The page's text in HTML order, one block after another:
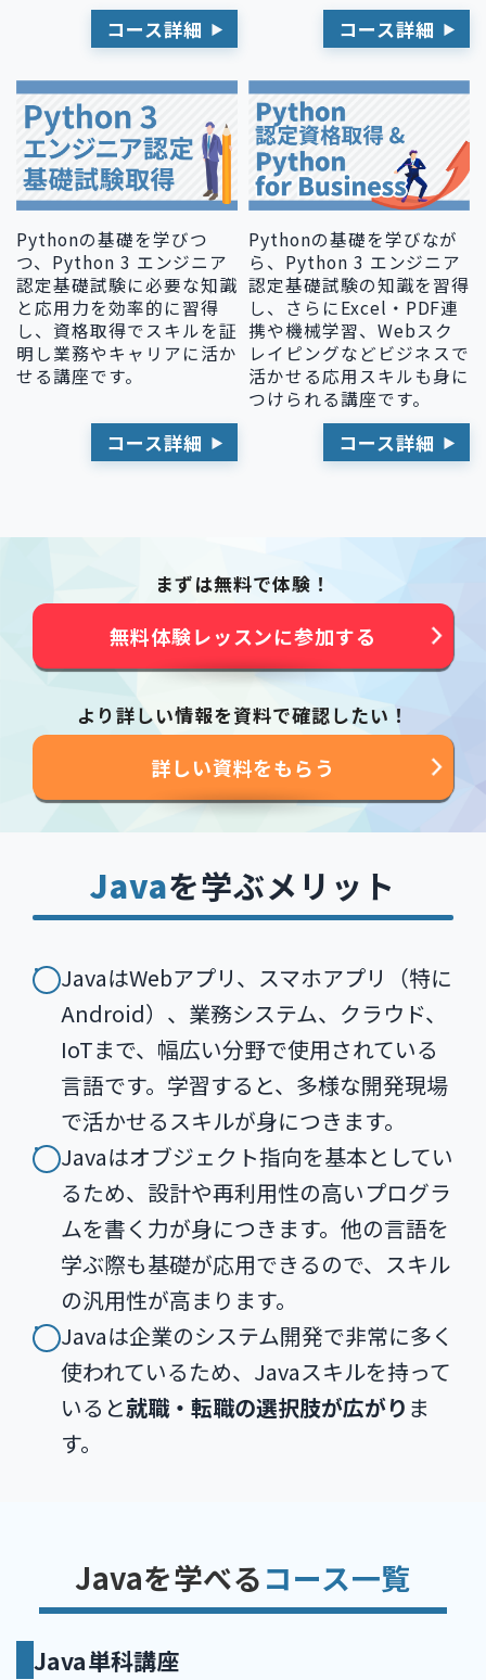
コース詳細 コース詳細
Pythonの基礎を学びつ
つ、Python 3 エンジニア
認定基礎試験に必要な知識
と応用力を効率的に習得
し、資格取得でスキルを証
明し業務やキャリアに活か
せる講座です。
コース詳細
Pythonの基礎を学びなが
ら、Python 3 エンジニア
認定基礎試験の知識を習得
し、さらにExcel・PDF連
携や機械学習、Webスク
レイピングなどビジネスで
活かせる応用スキルも身に
つけられる講座です。
コース詳細
まずは無料で体験！
無料体験レッスンに参加する
より詳しい情報を資料で確認したい！
詳しい資料をもらう
Javaを学ぶメリット
JavaはWebアプリ、スマホアプリ（特に
Android）、業務システム、クラウド、
IoTまで、幅広い分野で使用されている
言語です。学習すると、多様な開発現場
で活かせるスキルが身につきます。
Javaはオブジェクト指向を基本としてい
るため、設計や再利用性の高いプログラ
ムを書く力が身につきます。他の言語を
学ぶ際も基礎が応用できるので、スキル
の汎用性が高まります。
Javaは企業のシステム開発で非常に多く
使われているため、Javaスキルを持って
いると就職・転職の選択肢が広がり ま
す。
Javaを学べるコース一覧
Java単科講座